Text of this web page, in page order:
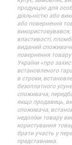
продукцію для
діяльністю або
або повернення
властивості,
виданий
повернення товару
України «про
встановленого
в строки,
безоплатного
споживача,
якщо продавець,
споживача,
недоліки товару
користування
брати участь у
представника.